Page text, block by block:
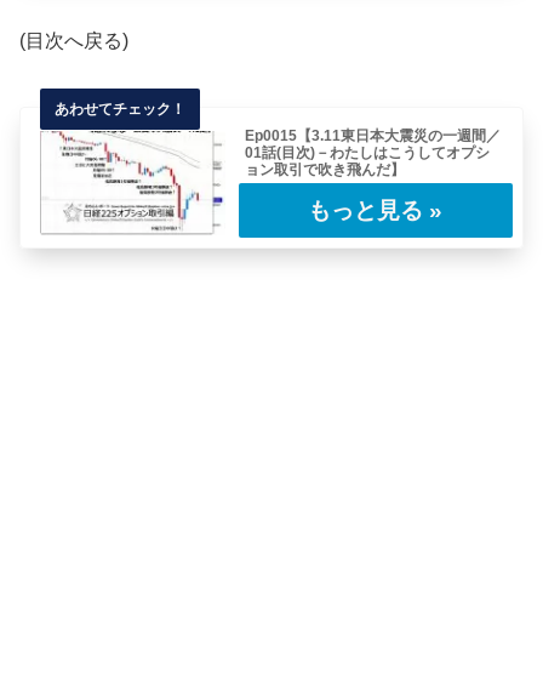
(目次へ戻る)
Ep0015【3.11東日本大震災の一週間／
01話(目次)－わたしはこうしてオプシ
ョン取引で吹き飛んだ】
から連載していくようなレポートを書いていま